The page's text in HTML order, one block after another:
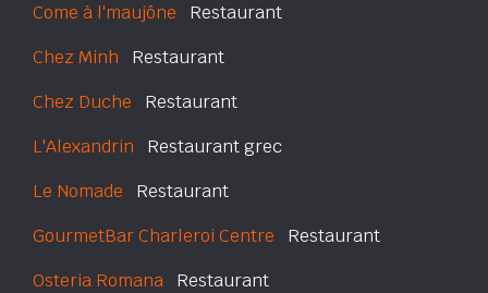
Come à l'maujône Restaurant
Chez Minh Restaurant
Chez Duche Restaurant
L'Alexandrin Restaurant grec
Le Nomade Restaurant
GourmetBar Charleroi Centre Restaurant
Osteria Romana Restaurant